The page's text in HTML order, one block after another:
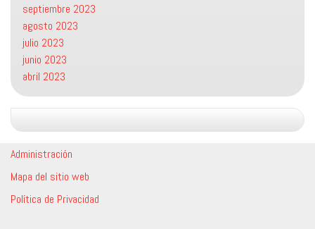
septiembre 2023
agosto 2023
julio 2023
junio 2023
abril 2023
Administración
Mapa del sitio web
Política de Privacidad